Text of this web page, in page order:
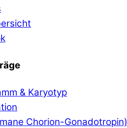
& Karyotyp
Chorion-Gonadotropin)